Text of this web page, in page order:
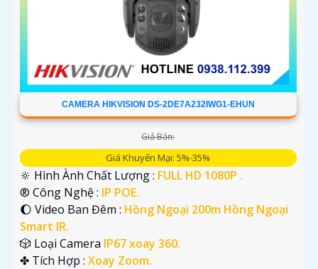
CAMERA HIKVISION DS-2DE7A232IWG1-EHUN
Giá Bán:
Giá Khuyến Mại: 5%-35%
🔆 Hình Ành Chất Lượng : FULL HD 1080P .
®️ Công Nghệ : IP POE.
🌔 Video Ban Đêm : Hồng Ngoại 200m Hồng Ngoại
Smart IR.
🎲 Loại Camera IP67 xoay 360.
️✤ Tích Hợp : Xoay Zoom.